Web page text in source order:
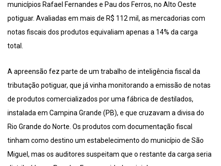
municípios Rafael Fernandes e Pau dos Ferros, no Alto Oeste
potiguar. Avaliadas em mais de R$ 112 mil, as mercadorias com
notas fiscais dos produtos equivaliam apenas a 14% da carga
total.
A apreensão fez parte de um trabalho de inteligência fiscal da
tributação potiguar, que já vinha monitorando a emissão de notas
de produtos comercializados por uma fábrica de destilados,
instalada em Campina Grande (PB), e que cruzavam a divisa do
Rio Grande do Norte. Os produtos com documentação fiscal
tinham como destino um estabelecimento do município de São
Miguel, mas os auditores suspeitam que o restante da carga seria